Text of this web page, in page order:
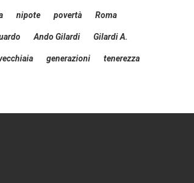
nipote povertà Roma
Ando Gilardi Gilardi A.
generazioni tenerezza